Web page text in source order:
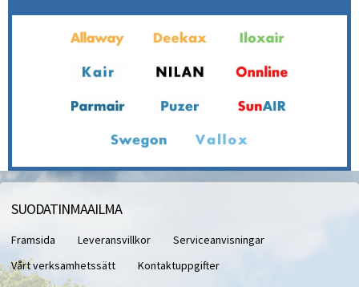
SUODATINMAAILMA
Framsida Leveransvillkor
Serviceanvisningar
Vårt verksamhetssätt
Kontaktuppgifter